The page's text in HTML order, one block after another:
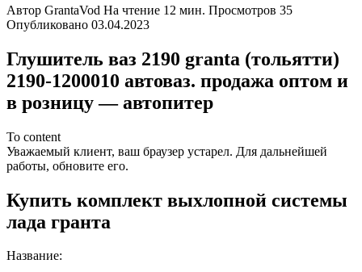
Автор GrantaVod На чтение 12 мин. Просмотров 35
Опубликовано 03.04.2023
Глушитель ваз 2190 granta (тольятти)
2190-1200010 автоваз. продажа оптом и
в розницу — автопитер
To content
Уважаемый клиент, ваш браузер устарел. Для дальнейшей
работы, обновите его.
Купить комплект выхлопной системы
лада гранта
Название: